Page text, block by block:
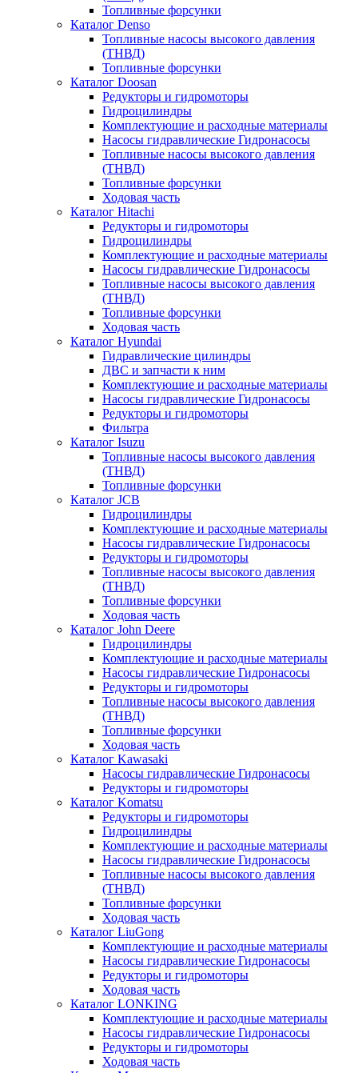
Топливные форсунки
Каталог Denso
Топливные насосы высокого давления
(ТНВД)
Топливные форсунки
Каталог Doosan
Редукторы и гидромоторы
Гидроцилиндры
Комплектующие и расходные материалы
Насосы гидравлические Гидронасосы
Топливные насосы высокого давления
(ТНВД)
Топливные форсунки
Ходовая часть
Каталог Hitachi
Редукторы и гидромоторы
Гидроцилиндры
Комплектующие и расходные материалы
Насосы гидравлические Гидронасосы
Топливные насосы высокого давления
(ТНВД)
Топливные форсунки
Ходовая часть
Каталог Hyundai
Гидравлические цилиндры
ДВС и запчасти к ним
Комплектующие и расходные материалы
Насосы гидравлические Гидронасосы
Редукторы и гидромоторы
Фильтра
Каталог Isuzu
Топливные насосы высокого давления
(ТНВД)
Топливные форсунки
Каталог JCB
Гидроцилиндры
Комплектующие и расходные материалы
Насосы гидравлические Гидронасосы
Редукторы и гидромоторы
Топливные насосы высокого давления
(ТНВД)
Топливные форсунки
Ходовая часть
Каталог John Deere
Гидроцилиндры
Комплектующие и расходные материалы
Насосы гидравлические Гидронасосы
Редукторы и гидромоторы
Топливные насосы высокого давления
(ТНВД)
Топливные форсунки
Ходовая часть
Каталог Kawasaki
Насосы гидравлические Гидронасосы
Редукторы и гидромоторы
Каталог Komatsu
Редукторы и гидромоторы
Гидроцилиндры
Комплектующие и расходные материалы
Насосы гидравлические Гидронасосы
Топливные насосы высокого давления
(ТНВД)
Топливные форсунки
Ходовая часть
Каталог LiuGong
Комплектующие и расходные материалы
Насосы гидравлические Гидронасосы
Редукторы и гидромоторы
Ходовая часть
Каталог LONKING
Комплектующие и расходные материалы
Насосы гидравлические Гидронасосы
Редукторы и гидромоторы
Ходовая часть